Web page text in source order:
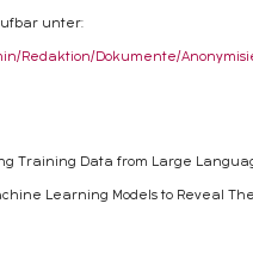
unter:
Redaktion/Dokumente/
Training Data from Large
Learning Models to Reveal Their